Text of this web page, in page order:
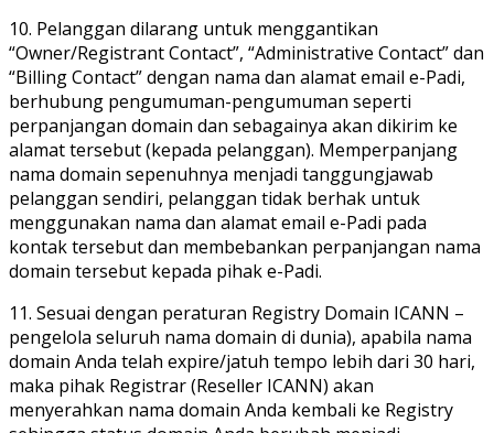
10. Pelanggan dilarang untuk menggantikan
“Owner/Registrant Contact”, “Administrative Contact” dan
“Billing Contact” dengan nama dan alamat email e-Padi,
berhubung pengumuman-pengumuman seperti
perpanjangan domain dan sebagainya akan dikirim ke
alamat tersebut (kepada pelanggan). Memperpanjang
nama domain sepenuhnya menjadi tanggungjawab
pelanggan sendiri, pelanggan tidak berhak untuk
menggunakan nama dan alamat email e-Padi pada
kontak tersebut dan membebankan perpanjangan nama
domain tersebut kepada pihak e-Padi.
11. Sesuai dengan peraturan Registry Domain ICANN –
pengelola seluruh nama domain di dunia), apabila nama
domain Anda telah expire/jatuh tempo lebih dari 30 hari,
maka pihak Registrar (Reseller ICANN) akan
menyerahkan nama domain Anda kembali ke Registry